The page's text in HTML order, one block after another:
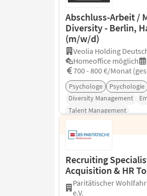
Abschluss-Arbeit /
Diversity - Berlin,
(m/w/d)
Veolia Holding
Homeoffice möglich
700 - 800 €/Monat
Psychologe Psychologie
Diversity Management
Talent Management
Recruiting
Acquisition & HR
Paritätischer
e.V.